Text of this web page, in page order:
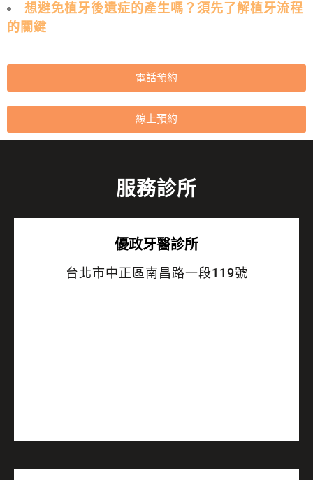
想避免植牙後遺症的產生嗎？須先了解植牙流程
的關鍵
電話預約
線上預約
服務診所
優政牙醫診所
台北市中正區南昌路一段119號